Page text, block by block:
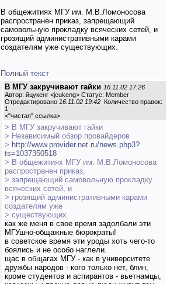
В общежитиях МГУ им. М.В.Ломоносова
распространен приказ, запрещающий
самовольную прокладку всяческих сетей, и
грозящий административными карами
создателям уже существующих.
Полный текст
В МГУ закручивают гайки 16.11.02 17:26
Автор: йцукенг <jcukeng> Статус: Member
Отредактировано 16.11.02 19:42 Количество правок:
1
<"чистая" ссылка>
> В МГУ закручивают гайки
> Независимый обзор провайдеров
> http://www.provider.net.ru/news.php3?
ts=1037350518
> В общежитиях МГУ им. М.В.Ломоносова
распространен приказ,
> запрещающий самовольную прокладку
всяческих сетей, и
> грозящий административными карами
создателям уже
> существующих.
как же меня в свое время задолбали эти
МГУшно-общажные бюрократы!
в советское время эти уроды хоть чего-то
боялись и не особо наглели.
щас в общагах МГУ - как в университете
дружбы народов - кого только нет, блин,
кроме студентов и аспирантов - вьетнамцы,